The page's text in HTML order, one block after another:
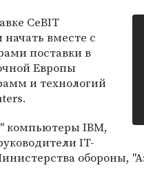
CeBIT
вместе с
поставки в
Европы
и технологий
компьютеры IBM,
IT-
обороны,